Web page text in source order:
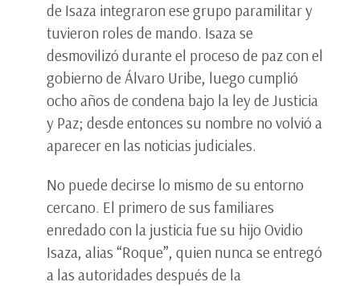
de Isaza integraron ese grupo paramilitar y
tuvieron roles de mando. Isaza se
desmovilizó durante el proceso de paz con el
gobierno de Álvaro Uribe, luego cumplió
ocho años de condena bajo la ley de Justicia
y Paz; desde entonces su nombre no volvió a
aparecer en las noticias judiciales.
No puede decirse lo mismo de su entorno
cercano. El primero de sus familiares
enredado con la justicia fue su hijo Ovidio
Isaza, alias “Roque”, quien nunca se entregó
a las autoridades después de la